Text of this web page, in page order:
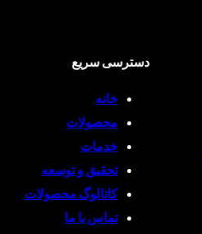
دسترسی سریع
خانه
محصولات
خدمات
تحقیق و توسعه
کاتالوگ محصولات
تماس با ما